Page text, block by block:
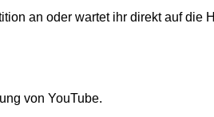
an oder wartet ihr direkt auf die
von YouTube.